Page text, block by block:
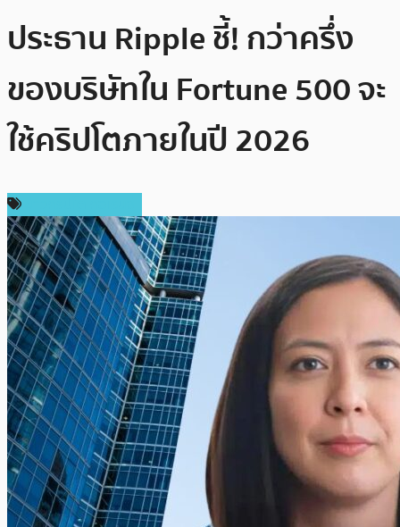
ประธาน Ripple ชี้! กว่าครึ่ง
ของบริษัทใน Fortune 500 จะ
ใช้คริปโตภายในปี 2026